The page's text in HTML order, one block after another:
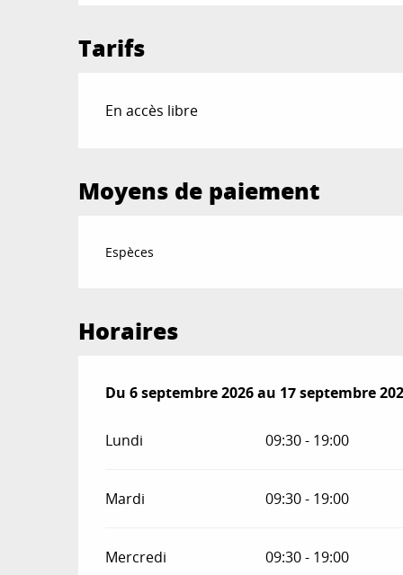
Tarifs
En accès libre
Moyens de paiement
Espèces
Horaires
Du 6 septembre 2026au 17 septembre
Du 6 septembre 2026au 17 septembre
Lundi 09:30 - 19:00
Mardi 09:30 - 19:00
Mercredi 09:30 - 19:00